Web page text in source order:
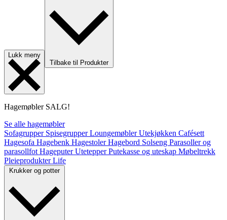
Lukk meny
Tilbake til Produkter
Hagemøbler SALG!
Se alle hagemøbler
Sofagrupper SpisegrupperLoungemøblerUtekjøkken Cafésett
Hagesofa Hagebenk HagestolerHagebord Solseng Parasoller og
parasollfot HageputerUtetepperPutekasse og uteskap Møbeltrekk
PleieprodukterLife
Krukker og potter